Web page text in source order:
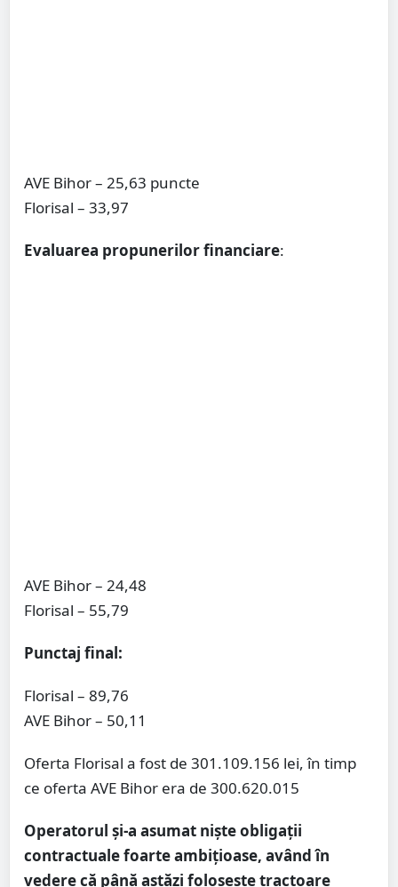
AVE Bihor – 25,63 puncte
Florisal – 33,97
Evaluarea propunerilor financiare:
AVE Bihor – 24,48
Florisal – 55,79
Punctaj final:
Florisal – 89,76
AVE Bihor – 50,11
Oferta Florisal a fost de 301.109.156 lei, în timp
ce oferta AVE Bihor era de 300.620.015
Operatorul și-a asumat niște obligații
contractuale foarte ambițioase, având în
vedere că până astăzi folosește tractoare